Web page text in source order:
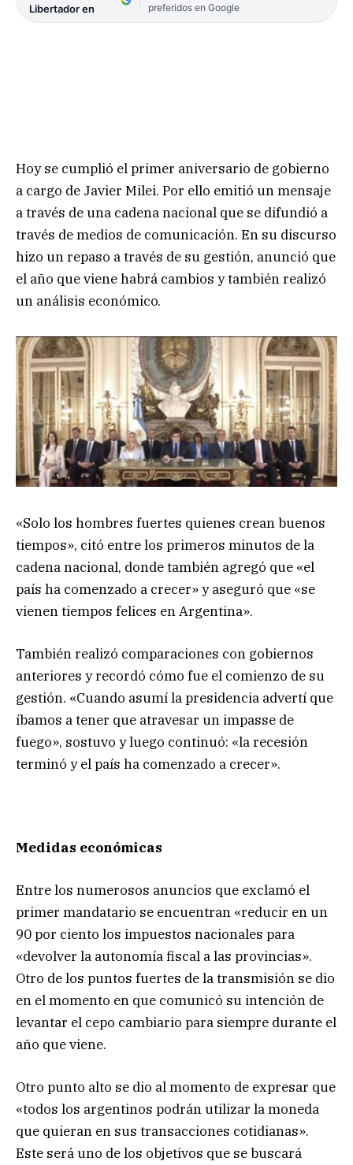
Libertador en
preferidos en Google
Hoy se cumplió el primer aniversario de gobierno
a cargo de Javier Milei. Por ello emitió un mensaje
a través de una cadena nacional que se difundió a
través de medios de comunicación. En su discurso
hizo un repaso a través de su gestión, anunció que
el año que viene habrá cambios y también realizó
un análisis económico.
«Solo los hombres fuertes quienes crean buenos
tiempos», citó entre los primeros minutos de la
cadena nacional, donde también agregó que «el
país ha comenzado a crecer» y aseguró que «se
vienen tiempos felices en Argentina».
También realizó comparaciones con gobiernos
anteriores y recordó cómo fue el comienzo de su
gestión. «Cuando asumí la presidencia advertí que
íbamos a tener que atravesar un impasse de
fuego», sostuvo y luego continuó: «la recesión
terminó y el país ha comenzado a crecer».
Medidas económicas
Entre los numerosos anuncios que exclamó el
primer mandatario se encuentran «reducir en un
90 por ciento los impuestos nacionales para
«devolver la autonomía fiscal a las provincias».
Otro de los puntos fuertes de la transmisión se dio
en el momento en que comunicó su intención de
levantar el cepo cambiario para siempre durante el
año que viene.
Otro punto alto se dio al momento de expresar que
«todos los argentinos podrán utilizar la moneda
que quieran en sus transacciones cotidianas».
Este será uno de los objetivos que se buscará